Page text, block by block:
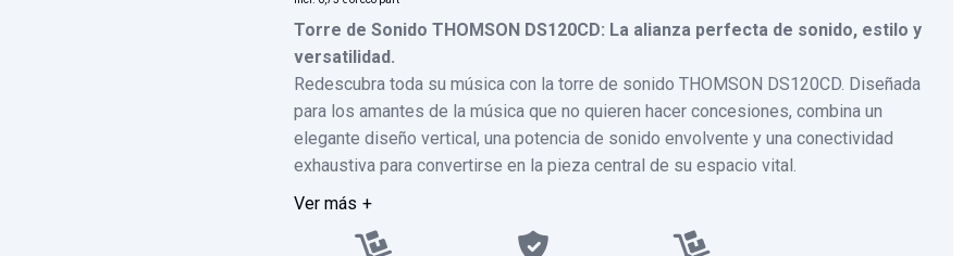
Torre de Sonido THOMSON DS120CD: La alianza perfecta de sonido, estilo y
versatilidad.
Redescubra toda su música con la torre de sonido THOMSON DS120CD. Diseñada
para los amantes de la música que no quieren hacer concesiones, combina un
elegante diseño vertical, una potencia de sonido envolvente y una conectividad
exhaustiva para convertirse en la pieza central de su espacio vital.
Ver más